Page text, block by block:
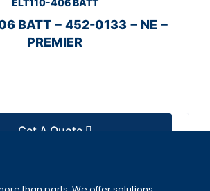
ELT110-406 BATT
BATT − 452-0133 − NE −
PREMIER
Get A Quote